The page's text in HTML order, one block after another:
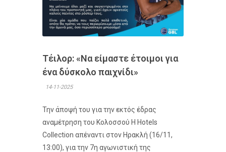
Τέιλορ: «Να είμαστε έτοιμοι για
ένα δύσκολο παιχνίδι»
14-11-2025
Την άποψή του για την εκτός έδρας
αναμέτρηση του Κολοσσού H Hotels
Collection απέναντι στον Ηρακλή (16/11,
13:00), για την 7η αγωνιστική της